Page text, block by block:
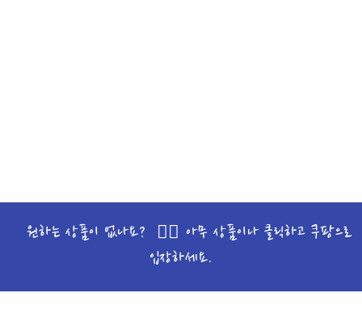
원하는 상품이 없나요? 🙋‍♀️ 아무 상품이나 클릭하고 쿠팡으로
입장하세요.